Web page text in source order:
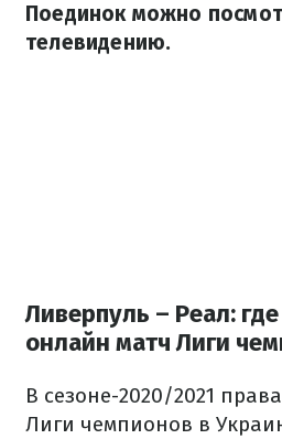
Поединок можно
телевидению.
Ливерпуль – Реал:
онлайн матч Лиги
В сезоне-2020/2021
Лиги чемпионов в